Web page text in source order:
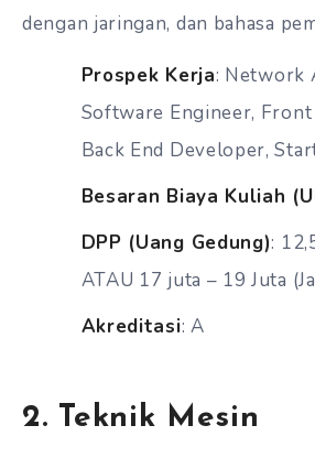
dengan jaringan, dan bahasa
Prospek Kerja: Network
Software Engineer,
Back End Developer,
Besaran Biaya Kuliah
DPP (Uang Gedung):
ATAU 17 juta – 19 Juta
Akreditasi: A
2. Teknik Mesin